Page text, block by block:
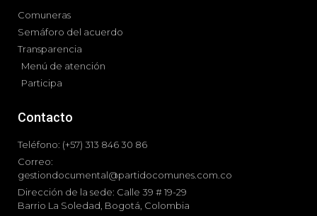
Comuneras
Semáforo del acuerdo
Transparencia
Menú de atención
Participa
Contacto
Teléfono: (+57) 313 846 30 86
Correo:
gestiondocumental@partidocomunes.com.co
Dirección de la sede: Calle 39 # 19-29
Barrio La Soledad, Bogotá, Colombia